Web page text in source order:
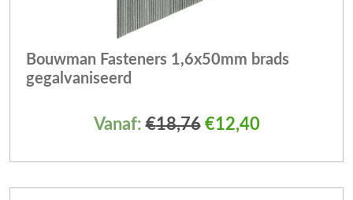
Bouwman Fasteners 1,6x50mm brads
gegalvaniseerd
Vanaf:€18,76 €12,40